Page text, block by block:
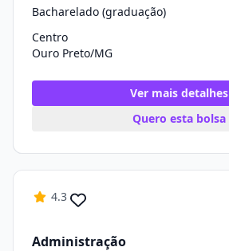
Bacharelado (graduação)
Centro
Ouro Preto/MG
Ver mais detalhes
Quero esta bolsa
4.3
Administração